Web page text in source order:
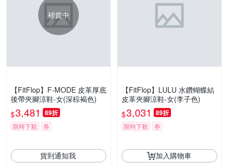
補貨中
【FitFlop】F-MODE 皮革厚底
後帶夾腳涼鞋-女(深棕褐色)
$3,481 89折
限時下殺 券
貨到通知我
【FitFlop】LULU 水鑽蝴蝶結
皮革夾腳涼鞋-女(李子色)
$3,031 89折
限時下殺 券
加入購物車